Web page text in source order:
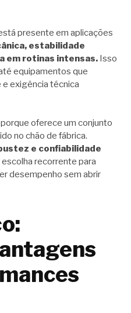
presente em aplicações
estabilidade
em rotinas intensas. Isso
equipamentos que
exigência técnica
oferece um conjunto
no chão de fábrica.
e confiabilidade
escolha recorrente para
desempenho sem abrir